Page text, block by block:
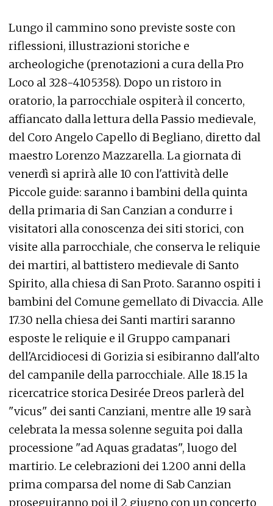
Lungo il cammino sono previste soste con
riflessioni, illustrazioni storiche e
archeologiche (prenotazioni a cura della Pro
Loco al 328-4105358). Dopo un ristoro in
oratorio, la parrocchiale ospiterà il concerto,
affiancato dalla lettura della Passio medievale,
del Coro Angelo Capello di Begliano, diretto dal
maestro Lorenzo Mazzarella. La giornata di
venerdì si aprirà alle 10 con l'attività delle
Piccole guide: saranno i bambini della quinta
della primaria di San Canzian a condurre i
visitatori alla conoscenza dei siti storici, con
visite alla parrocchiale, che conserva le reliquie
dei martiri, al battistero medievale di Santo
Spirito, alla chiesa di San Proto. Saranno ospiti i
bambini del Comune gemellato di Divaccia. Alle
17.30 nella chiesa dei Santi martiri saranno
esposte le reliquie e il Gruppo campanari
dell'Arcidiocesi di Gorizia si esibiranno dall'alto
del campanile della parrocchiale. Alle 18.15 la
ricercatrice storica Desirée Dreos parlerà del
"vicus" dei santi Canziani, mentre alle 19 sarà
celebrata la messa solenne seguita poi dalla
processione "ad Aquas gradatas", luogo del
martirio. Le celebrazioni dei 1.200 anni della
prima comparsa del nome di Sab Canzian
proseguiranno poi il 2 giugno con un concerto